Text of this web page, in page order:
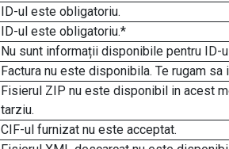
ID-ul este obligatoriu.
ID-ul este obligatoriu.*
Nu sunt informații disponibile pentru ID-
Factura nu este disponibila. Te rugam sa
Fisierul ZIP nu este disponibil in acest
tarziu.
CIF-ul furnizat nu este acceptat.